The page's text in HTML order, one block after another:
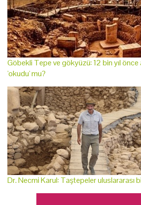
Göbekli Tepe ve gökyüzü: 12 bin yıl önce
'okudu' mu?
Dr. Necmi Karul: Taştepeler uluslararası